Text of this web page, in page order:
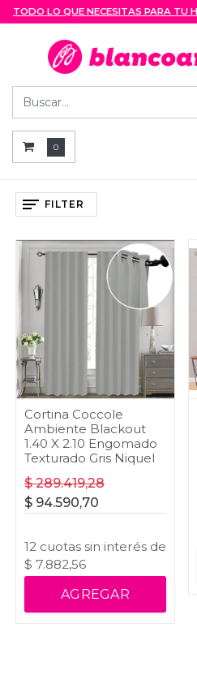
TODO LO QUE NECESITAS PARA TU
0
FILTER
Cortina Coccole
Ambiente Blackout
1.40 X 2.10 Engomado
Texturado Gris Niquel
$289.419,28
$ 94.590,70
12 cuotas sin interés de
$ 7.882,56
AGREGAR